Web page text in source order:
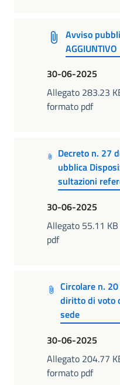
Avviso
AGGIUNTIVO
30-06-2025
Allegato 283.23
formato pdf
Decreto n. 27
ubblica
sultazioni
30-06-2025
Allegato 55.11
pdf
Circolare n.
diritto di voto
sede
30-06-2025
Allegato 204.77
formato pdf